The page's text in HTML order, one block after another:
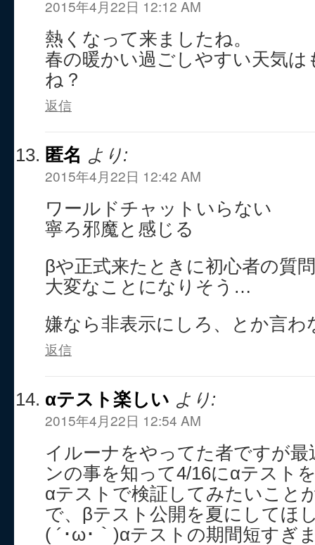
2015年4月22日 12:12 AM
熱くなって来ましたね。
春の暖かい過ごしやすい天気
ね？
返信
匿名 より:
2015年4月22日 12:42 AM
ワールドチャットいらない
寧ろ邪魔と感じる
βや正式来たときに初心者の質
大変なことになりそう…
嫌なら非表示にしろ、とか言わ
返信
αテスト楽しい より:
2015年4月22日 12:54 AM
イルーナをやってた者ですが
ンの事を知って4/16にαテスト
αテストで検証してみたいこと
で、βテスト公開を夏にしてほ
( ´･ω･｀)αテストの期間短すぎ